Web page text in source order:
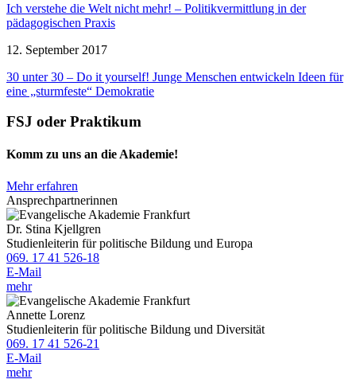
Ich verstehe die Welt nicht mehr! – Politikvermittlung in der
pädagogischen Praxis
12. September 2017
30 unter 30 – Do it yourself! Junge Menschen entwickeln Ideen für
eine „sturmfeste“ Demokratie
FSJ oder Praktikum
Komm zu uns an die Akademie!
Mehr erfahren
Ansprechpartnerinnen
Dr. Stina Kjellgren
Studienleiterin für politische Bildung und Europa
069. 17 41 526-18
E-Mail
mehr
Annette Lorenz
Studienleiterin für politische Bildung und Diversität
069. 17 41 526-21
E-Mail
mehr